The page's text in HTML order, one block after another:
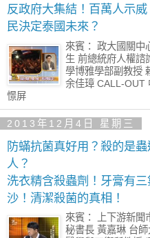
反政府大集結！百萬人示威
民決定泰國未來？
來賓： 政大國關中
生 前總統府人權諮
學博雅學部副教授
余佳璋 CALL-OUT
憬屏
2013年12月4日 星期三
防蟎抗菌真好用？殺的是
人？
洗衣精含殺蟲劑！牙膏有三
沙！清潔殺菌的真相！
來賓： 上下游新聞
秘書長 黃嘉琳 台